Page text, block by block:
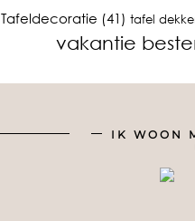
Tafeldecoratie (41) tafel
vakantie
IK WOON